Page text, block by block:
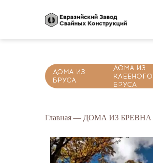
ДОМА ИЗ
БРУСА
ДОМА ИЗ
КЛЕЕНОГО
БРУСА
Главная — ДОМА ИЗ БРЕВНА